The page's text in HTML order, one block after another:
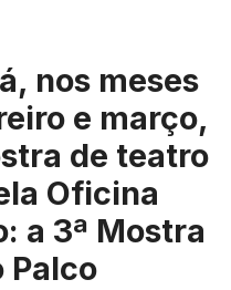
nos meses
e março,
de teatro
Oficina
a 3ª Mostra
Palco